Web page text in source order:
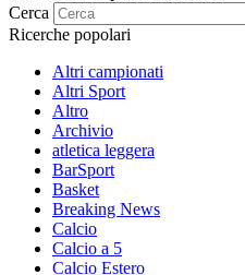
Cerca
Ricerche popolari
Altri campionati
Altri Sport
Altro
Archivio
atletica leggera
BarSport
Basket
Breaking News
Calcio
Calcio a 5
Calcio Estero